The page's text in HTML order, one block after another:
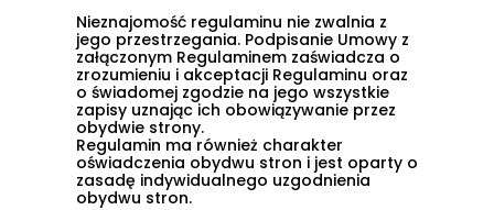
Nieznajomość regulaminu nie zwalnia z
jego przestrzegania. Podpisanie Umowy z
załączonym Regulaminem zaświadcza o
zrozumieniu i akceptacji Regulaminu oraz
o świadomej zgodzie na jego wszystkie
zapisy uznając ich obowiązywanie przez
obydwie strony.
Regulamin ma również charakter
oświadczenia obydwu stron i jest oparty o
zasadę indywidualnego uzgodnienia
obydwu stron.